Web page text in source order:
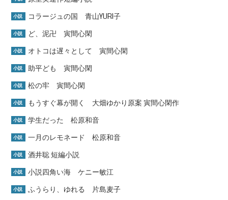
小説 コラージュの国 青山YURI子
小説 ど、泥卍 寅間心閑
小説 オトコは遅々として 寅間心閑
小説 助平ども 寅間心閑
小説 松の牢 寅間心閑
小説 もうすぐ幕が開く 大畑ゆかり原案 寅間心閑作
小説 学生だった 松原和音
小説 一月のレモネード 松原和音
小説 酒井聡 短編小説
小説 小説四角い海 ケニー敏江
小説 ふうらり、ゆれる 片島麦子